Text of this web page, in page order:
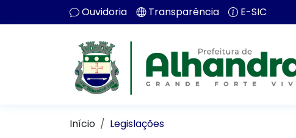
Ouvidoria Transparência E-SIC
Início Legislações